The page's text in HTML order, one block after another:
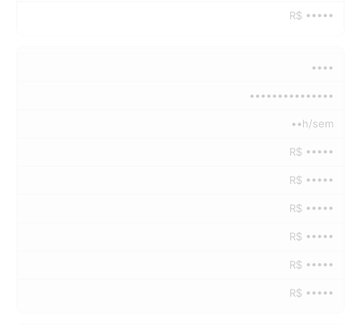
R$ •••••
••••
•••••••••••••••
••h/sem
R$ •••••
R$ •••••
R$ •••••
R$ •••••
R$ •••••
R$ •••••